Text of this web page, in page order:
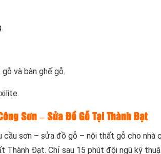
và bàn ghế gỗ.
Sơn – Sửa Đồ Gỗ Tại Thành Đạt
cầu sơn – sửa đồ gỗ – nội thất gỗ cho nhà
Thành Đạt. Chỉ sau 15 phút đội ngũ kỹ